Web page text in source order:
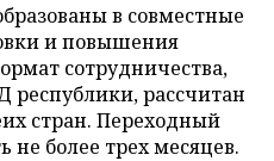
в совместные
и повышения
сотрудничества,
рассчитан
стран. Переходный
не более трех месяцев.